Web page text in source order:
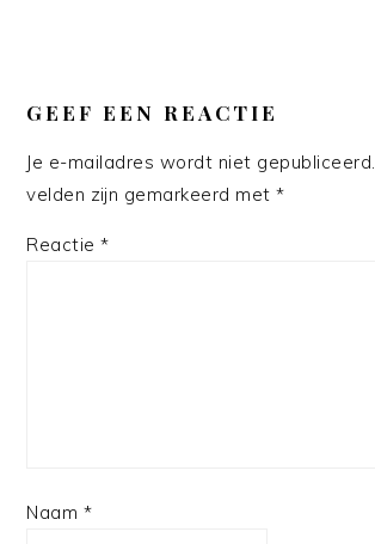
GEEF EEN REACTIE
Je e-mailadres wordt niet gepubliceerd.
velden zijn gemarkeerd met*
Reactie*
Naam *